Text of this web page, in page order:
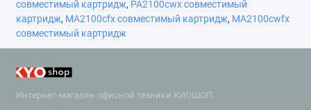
совместимый картридж, PA2100cwx совместимый
картридж, MA2100cfx совместимый картридж, MA2100cwfx
совместимый картридж
Интернет-магазин офисной техники КИОШОП